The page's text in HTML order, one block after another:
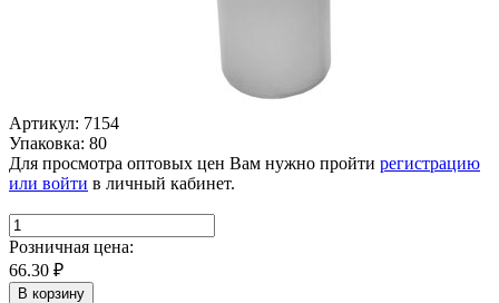
Артикул: 7154
Упаковка: 80
Для просмотра оптовых цен Вам нужно пройти регистрацию
или войти в личный кабинет.
Розничная цена:
66.30 ₽
В корзину